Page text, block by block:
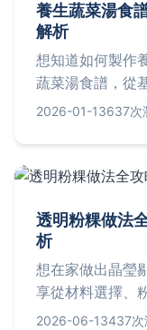
養生蔬菜湯食
解析
想知道如何製作
蔬菜湯食譜，從
技巧和健康益處
題解答。
2026-01-13637次
透明粉粿做法
析
想在家做出晶瑩
享從材料選擇、
解決常見問題，
2026-06-13437次